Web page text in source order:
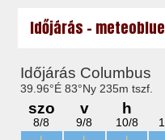
Időjárás - meteoblue